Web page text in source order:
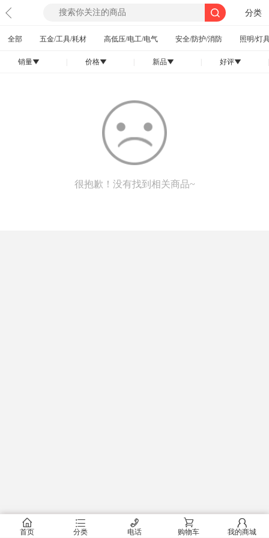
分类
全部 五金/工具/耗材 高低压/电工/电气 安全/防护/消防 照明/灯
销量󰄢 价格󰄢 新品󰄢 好评󰄢
很抱歉！没有找到相关商品~
󰂠
首页
󰂦
分类
󰄫
电话
󰂟
购物车
󰂢
我的商城